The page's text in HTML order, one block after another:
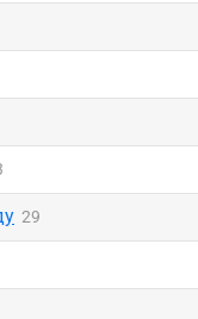
29